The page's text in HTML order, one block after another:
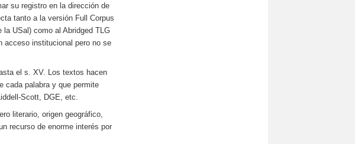
su registro en la dirección de
tanto a la versión Full Corpus
USal) como al Abridged TLG
acceso institucional pero no se
el s. XV. Los textos hacen
cada palabra y que permite
Scott, DGE, etc.
literario, origen geográfico,
recurso de enorme interés por